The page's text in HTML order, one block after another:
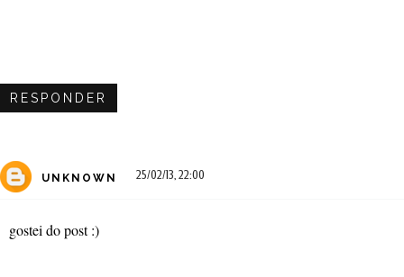
RESPONDER
UNKNOWN 25/02/13, 22:00
gostei do post :)